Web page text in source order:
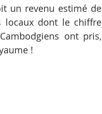
un revenu estimé de
locaux dont le chiffre
ont pris,
!